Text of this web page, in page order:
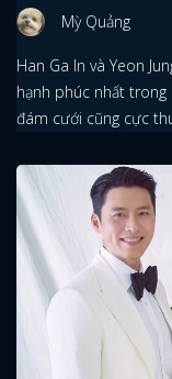
Mỳ Quảng
Han Ga In và Yeon
hạnh phúc nhất trong
đám cưới cũng cực